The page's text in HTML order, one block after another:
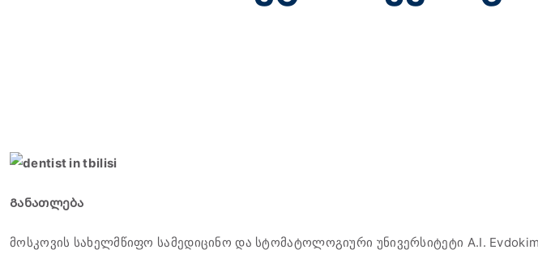
Განათლება
მოსკოვის სახელმწიფო სამედიცინო და სტომატოლოგიური უნივერსიტეტი A.I.